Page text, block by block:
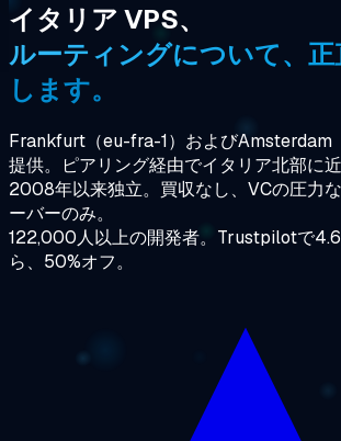
イタリア VPS、
ルーティングについて、正
します。
Frankfurt（eu-fra-1）およびAmsterdam
提供。ピアリング経由でイタリア北部に近
2008年以来独立。買収なし、VCの圧力
ーバーのみ。
122,000人以上の開発者。Trustpilotで
ら、50%オフ。